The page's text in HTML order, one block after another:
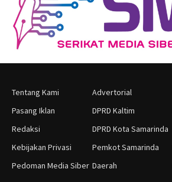
Tentang Kami
Pasang Iklan
Redaksi
Kebijakan Privasi
Pedoman Media Siber
Advertorial
DPRD Kaltim
DPRD Kota Samarinda
Pemkot Samarinda
Daerah